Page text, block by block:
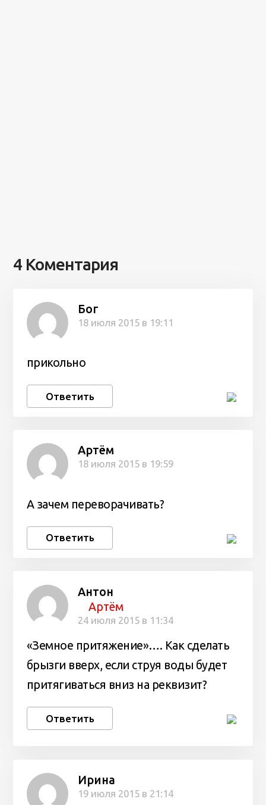
4 Коментария
Бог
18 июля 2015 в 19:11
прикольно
Ответить
Артём
18 июля 2015 в 19:59
А зачем переворачивать?
Ответить
Антон
Артём
24 июля 2015 в 11:34
«Земное притяжение»…. Как сделать
брызги вверх, если струя воды будет
притягиваться вниз на реквизит?
Ответить
Ирина
19 июля 2015 в 21:14